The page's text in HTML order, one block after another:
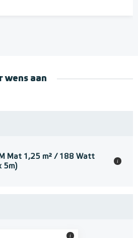
wens aan
Mat 1,25 m² / 188 Watt
5m)
i
i